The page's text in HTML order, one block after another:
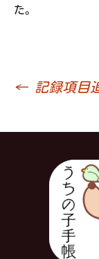
た。
投
稿
←記録項目